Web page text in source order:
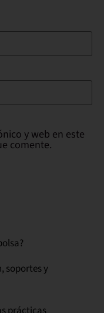
y web en este
comente.
soportes y